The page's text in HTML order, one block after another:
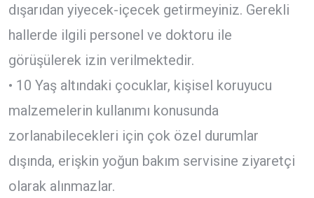
dışarıdan yiyecek-içecek getirmeyiniz. Gerekli
hallerde ilgili personel ve doktoru ile
görüşülerek izin verilmektedir.
• 10 Yaş altındaki çocuklar, kişisel koruyucu
malzemelerin kullanımı konusunda
zorlanabilecekleri için çok özel durumlar
dışında, erişkin yoğun bakım servisine ziyaretçi
olarak alınmazlar.